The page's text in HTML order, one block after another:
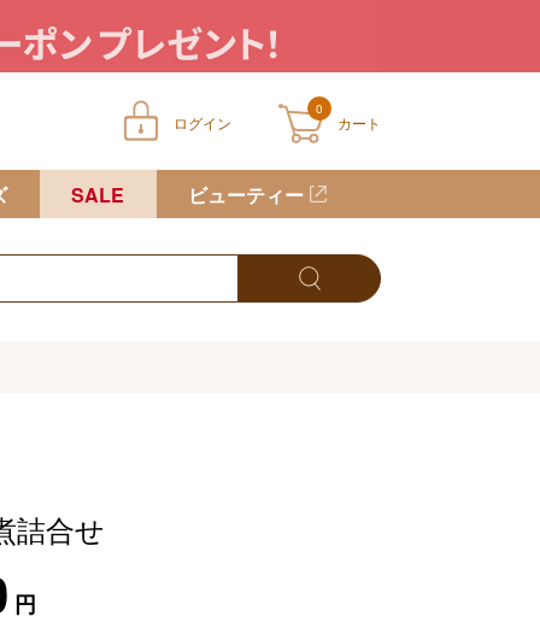
ログイン
0
カート
に商品が入っていません
SALE ビューティー
詰合せ
円